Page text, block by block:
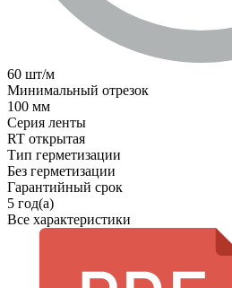
60 шт/м
Минимальный отрезок
100 мм
Серия ленты
RT открытая
Тип герметизации
Без герметизации
Гарантийный срок
5 год(а)
Все характеристики